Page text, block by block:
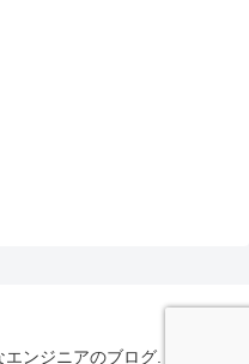
ンジニアのブログ.